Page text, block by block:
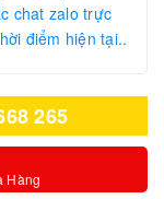
chat zalo trực
điểm hiện tại..
265
Hàng